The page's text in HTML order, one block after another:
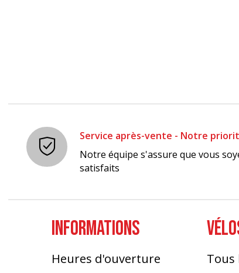
Service après-vente - Notre
Notre équipe s'assure que vous
satisfaits
INFORMATIONS
Heures d'ouverture
Tous